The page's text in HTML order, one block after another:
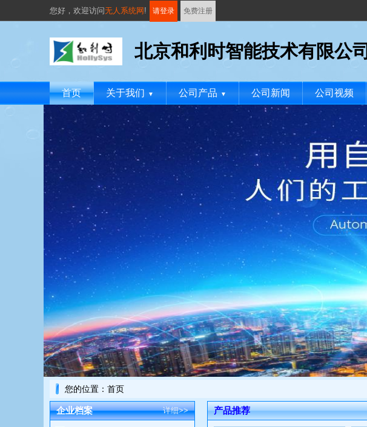
您好， 欢迎访问无人系统网 ! 请登录 免费注册
北京和利时智能技术有限公司
首页 关于我们 ▼ 公司产品 ▼ 公司新闻 公司视频
您的位置： 首页
企业档案 详细>> 产品推荐